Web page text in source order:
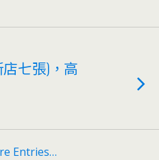
七張)，高
Entries…